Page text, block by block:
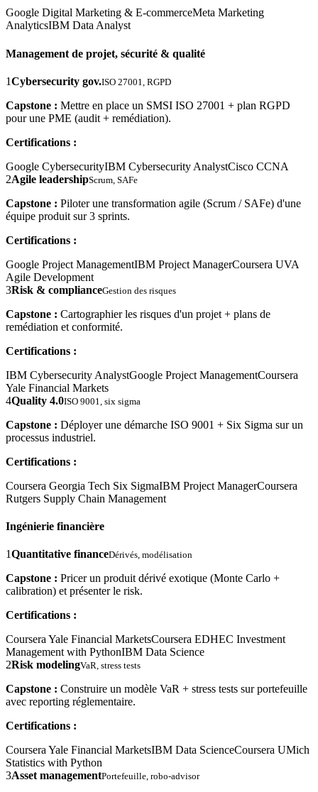
Google Digital Marketing & E-commerceMeta Marketing
AnalyticsIBM Data Analyst
Management de projet, sécurité & qualité
1Cybersecurity gov.ISO 27001, RGPD
Capstone : Mettre en place un SMSI ISO 27001 + plan RGPD
pour une PME (audit + remédiation).
Certifications :
Google CybersecurityIBM Cybersecurity AnalystCisco CCNA
2Agile leadershipScrum, SAFe
Capstone : Piloter une transformation agile (Scrum / SAFe) d'une
équipe produit sur 3 sprints.
Certifications :
Google Project ManagementIBM Project ManagerCoursera UVA
Agile Development
3Risk & complianceGestion des risques
Capstone : Cartographier les risques d'un projet + plans de
remédiation et conformité.
Certifications :
IBM Cybersecurity AnalystGoogle Project ManagementCoursera
Yale Financial Markets
4Quality 4.0ISO 9001, six sigma
Capstone : Déployer une démarche ISO 9001 + Six Sigma sur un
processus industriel.
Certifications :
Coursera Georgia Tech Six SigmaIBM Project ManagerCoursera
Rutgers Supply Chain Management
Ingénierie financière
1Quantitative financeDérivés, modélisation
Capstone : Pricer un produit dérivé exotique (Monte Carlo +
calibration) et présenter le risk.
Certifications :
Coursera Yale Financial MarketsCoursera EDHEC Investment
Management with PythonIBM Data Science
2Risk modelingVaR, stress tests
Capstone : Construire un modèle VaR + stress tests sur portefeuille
avec reporting réglementaire.
Certifications :
Coursera Yale Financial MarketsIBM Data ScienceCoursera UMich
Statistics with Python
3Asset managementPortefeuille, robo-advisor